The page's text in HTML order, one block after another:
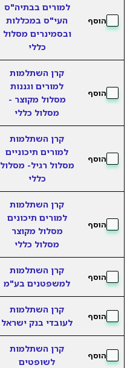
הוסף
למורים בבתיה"ס
העי"ס במכללות
ובסמינרים מסלול
כללי
הוסף
קרן השתלמות
למורים וגננות
מסלול מקוצר -
מסלול כללי
הוסף
קרן השתלמות
למורים תיכוניים
מסלול רגיל- מסלול
כללי
הוסף
קרן השתלמות
למורים תיכונים
מסלול מקוצר
מסלול כללי
הוסף
קרן השתלמות
למשפטנים בע"מ
הוסף
קרן השתלמות
לעובדי בנק ישראל
הוסף
קרן השתלמות
לשופטים